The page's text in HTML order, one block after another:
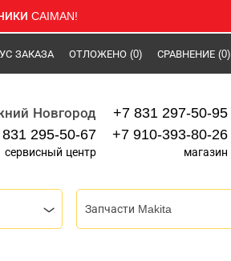
CAIMAN!
ЗАКАЗА ОТЛОЖЕНО (0) СРАВНЕНИЕ (0)
Новгород
295-50-67
сервисный центр
+7 831 297-50-95
+7 910-393-80-26
магазин
Запчасти Makita